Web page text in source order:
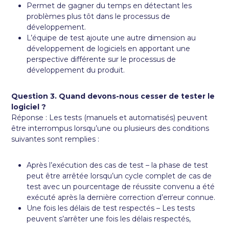
Permet de gagner du temps en détectant les
problèmes plus tôt dans le processus de
développement.
L’équipe de test ajoute une autre dimension au
développement de logiciels en apportant une
perspective différente sur le processus de
développement du produit.
Question 3. Quand devons-nous cesser de tester le
logiciel ?
Réponse : Les tests (manuels et automatisés) peuvent
être interrompus lorsqu’une ou plusieurs des conditions
suivantes sont remplies :
Après l’exécution des cas de test – la phase de test
peut être arrêtée lorsqu’un cycle complet de cas de
test avec un pourcentage de réussite convenu a été
exécuté après la dernière correction d’erreur connue.
Une fois les délais de test respectés – Les tests
peuvent s’arrêter une fois les délais respectés,